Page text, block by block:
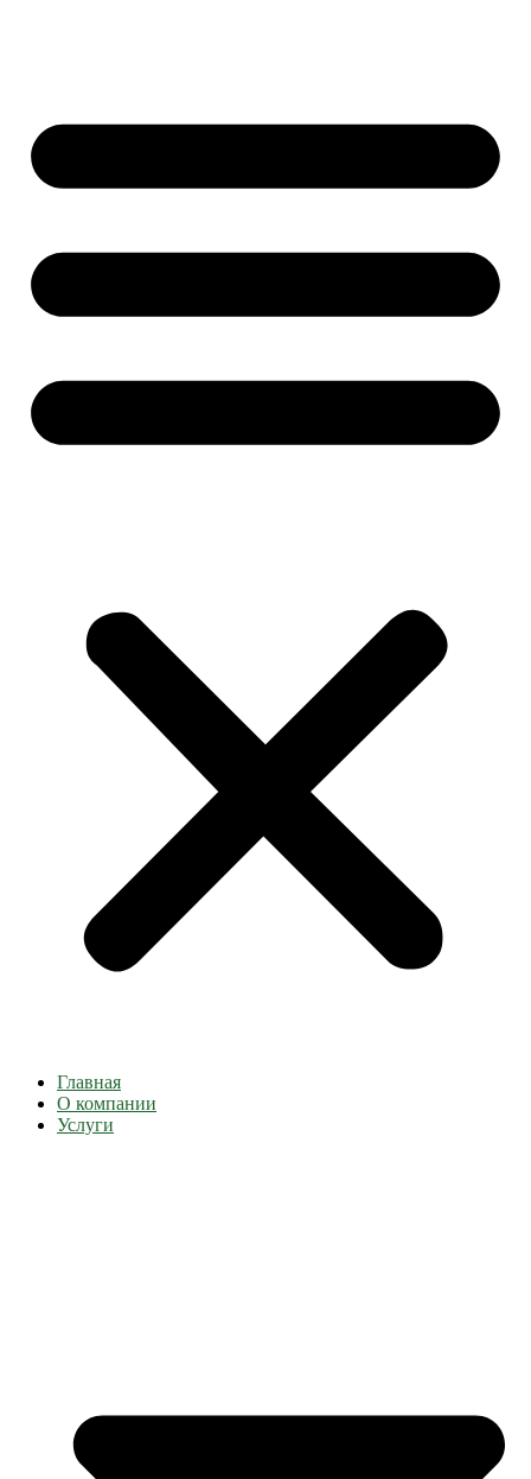
Главная
О компании
Услуги